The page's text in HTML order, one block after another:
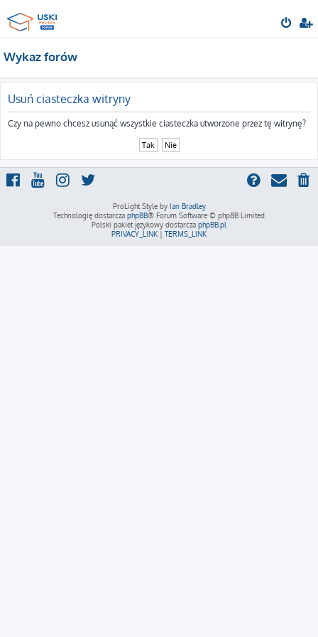
Wykaz forów
Usuń ciasteczka witryny
Czy na pewno chcesz usunąć wszystkie ciasteczka utworzone przez tę witrynę?
ProLight Style by Ian Bradley
Technologię dostarcza phpBB® Forum Software © phpBB Limited
Polski pakiet językowy dostarcza phpBB.pl
PRIVACY_LINK | TERMS_LINK